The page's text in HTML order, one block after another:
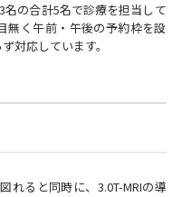
の合計5名で診療を担当して
無く午前・午後の予約枠を設
対応しています。
れると同時に、3.0T-MRIの導